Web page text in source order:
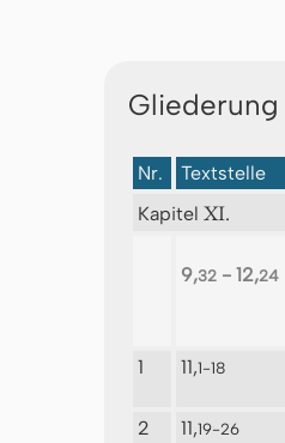
Nr.
Textstelle
Kapitel XI.
9,32- 12,24
1 11,1-18
2 11,19-26